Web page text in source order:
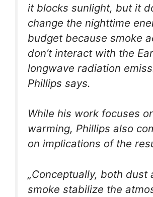
it blocks sunlight, but it
change the nighttime
budget because smoke
don’t interact with the
longwave radiation
Phillips says.
While his work focuses
warming, Phillips also
on implications of the
„Conceptually, both dust
smoke stabilize the